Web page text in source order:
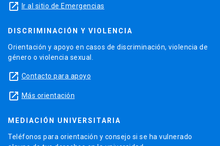
launch Ir al sitio de Emergencias
DISCRIMINACIÓN Y VIOLENCIA
Orientación y apoyo en casos de discriminación, violencia de
género o violencia sexual.
launch Contacto para apoyo
launch Más orientación
MEDIACIÓN UNIVERSITARIA
Teléfonos para orientación y consejo si se ha vulnerado